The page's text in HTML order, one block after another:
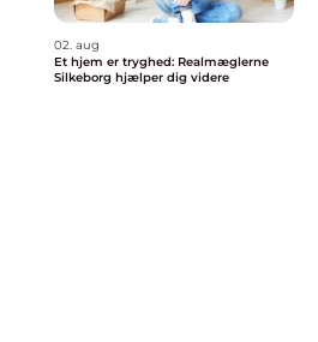
02. aug
Et hjem er tryghed: Realmæglerne
Silkeborg hjælper dig videre